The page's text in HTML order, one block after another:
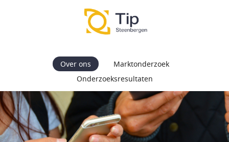
Over ons
Marktonderzoek
Onderzoeksresultaten